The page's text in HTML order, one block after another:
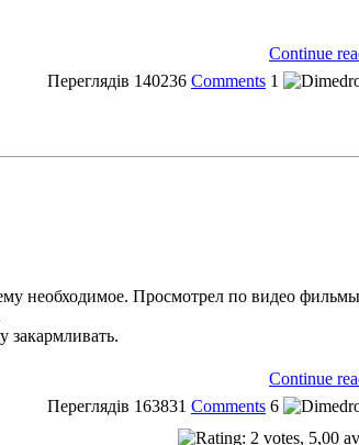
Continue
Переглядів 140236 Comments 1
необходимое. Просмотрел по видео фильмы
закармливать.
Continue
Переглядів 163831 Comments 6